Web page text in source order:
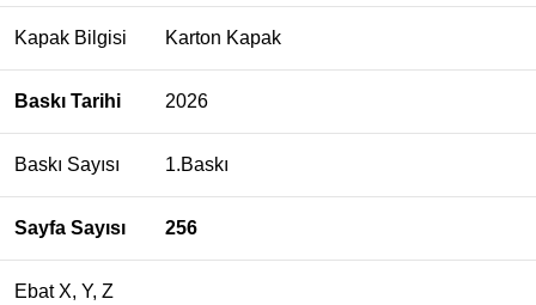
Kapak Bilgisi Karton Kapak
Baskı Tarihi 2026
Baskı Sayısı 1.Baskı
Sayfa Sayısı 256
Ebat X, Y, Z